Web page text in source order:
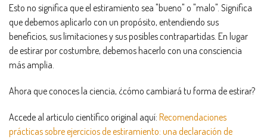
Esto no significa que el estiramiento sea "bueno" o "malo". Significa
que debemos aplicarlo con un propósito, entendiendo sus
beneficios, sus limitaciones y sus posibles contrapartidas. En lugar
de estirar por costumbre, debemos hacerlo con una consciencia
más amplia.
Ahora que conoces la ciencia, ¿cómo cambiará tu forma de estirar?
Accede al articulo científico original aquí: Recomendaciones
prácticas sobre ejercicios de estiramiento: una declaración de